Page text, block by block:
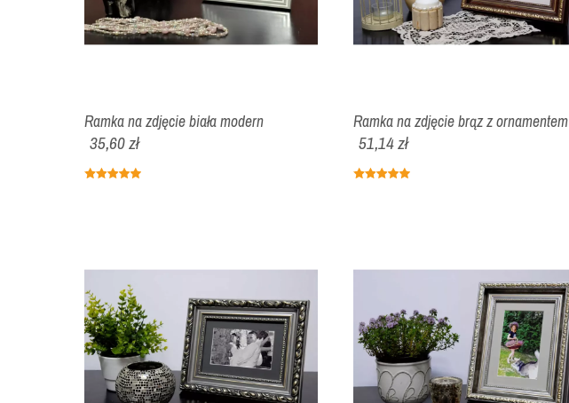
Ramka na zdjęcie biała modern
35,60 zł
Ramka na zdjęcie brąz z ornamentem
51,14 zł